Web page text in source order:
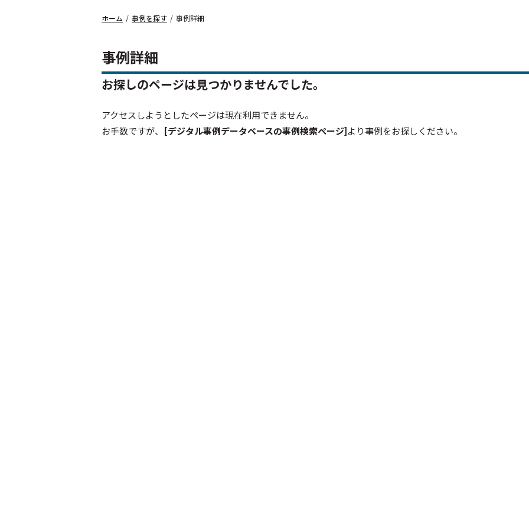
ホーム 事例を探す 事例詳細
事例詳細
お探しのページは見つかりませんでした。
アクセスしようとしたページは現在利用できません。
お手数ですが、 [デジタル事例データベースの事例検索ページ]より事例をお探しください。